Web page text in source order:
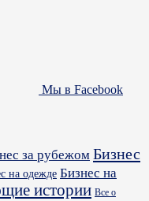
Мы в Facebook
за рубежом Бизнес
на одежде Бизнес на
истории Все о